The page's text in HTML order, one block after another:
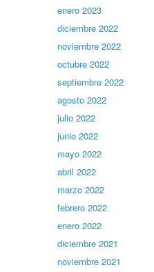
enero 2023
diciembre 2022
noviembre 2022
octubre 2022
septiembre 2022
agosto 2022
julio 2022
junio 2022
mayo 2022
abril 2022
marzo 2022
febrero 2022
enero 2022
diciembre 2021
noviembre 2021